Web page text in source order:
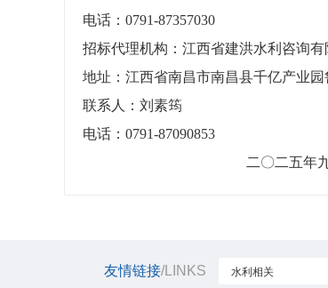
电话：0791-87357030
招标代理机构：江西省建洪水利咨询有
地址：江西省南昌市南昌县千亿
联系人：刘素筠
电话：0791-87090853
二〇二五年九月
友情链接/LINKS